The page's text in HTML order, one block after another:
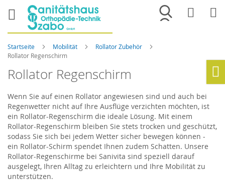
Merkliste
Startseite Mobilität
Rollator Zubehör
Rollator Regenschirm
Rollator Regenschirm
Wenn Sie auf einen Rollator angewiesen sind und auch bei
Regenwetter nicht auf Ihre Ausflüge verzichten möchten, ist
ein Rollator-Regenschirm die ideale Lösung. Mit einem
Rollator-Regenschirm bleiben Sie stets trocken und geschützt,
sodass Sie sich bei jedem Wetter sicher bewegen können -
ein Rollator-Schirm spendet Ihnen zudem Schatten. Unsere
Rollator-Regenschirme bei Sanivita sind speziell darauf
ausgelegt, Ihren Alltag zu erleichtern und Ihre Mobilität zu
unterstützen.